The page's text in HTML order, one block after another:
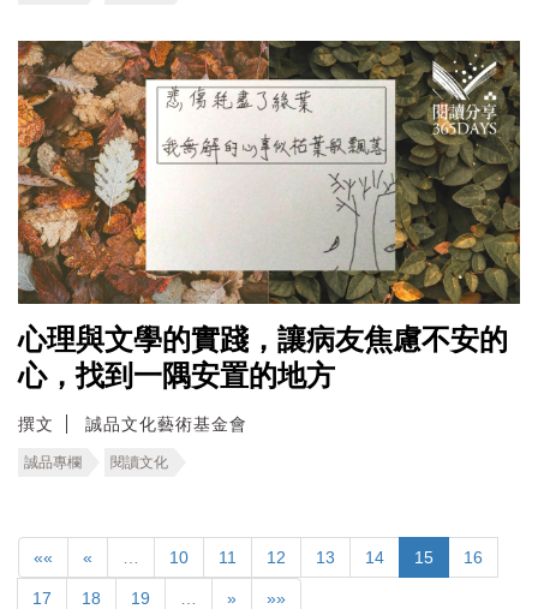
心理與文學的實踐，讓病友焦慮不安的
心，找到一隅安置的地方
撰文 誠品文化藝術基金會
誠品專欄 閱讀文化
«« « 10 11 12 13 14 15 16
17 18 19 » »»